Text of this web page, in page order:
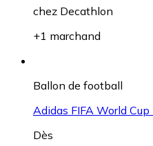
chez Decathlon
+1 marchand
Ballon de football
Adidas FIFA World
Dès